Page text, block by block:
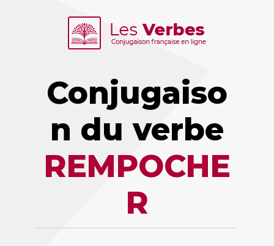
Conjugaiso
n du verbe
REMPOCHE
R